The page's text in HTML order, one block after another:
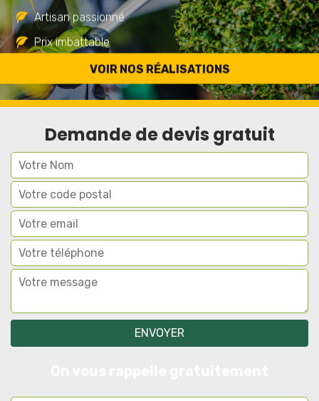
VOIR NOS RÉALISATIONS
Artisan passionné
Prix imbattable
Travail de qualité
Demande de devis gratuit